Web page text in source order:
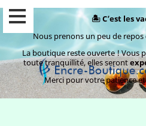
🏝️ C’est les
Nous prenons un peu de repos
La boutique reste ouverte ! Vous
toute tranquillité, elles seront
Merci pour votre patience